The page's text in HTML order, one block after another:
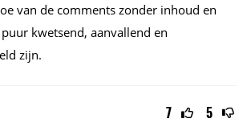
van de comments zonder inhoud en
kwetsend, aanvallend en
zijn.
7 5